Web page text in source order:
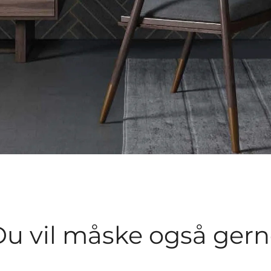
vil måske også